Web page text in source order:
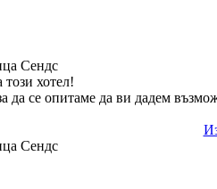
Сендс
хотел!
да се опитаме да ви дадем
Сендс